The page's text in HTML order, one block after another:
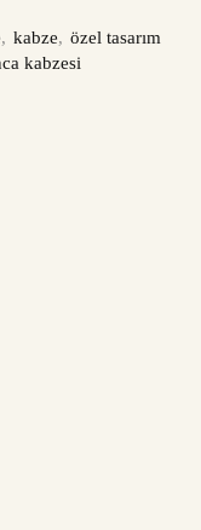
, kabze, özel tasarım
kabzesi